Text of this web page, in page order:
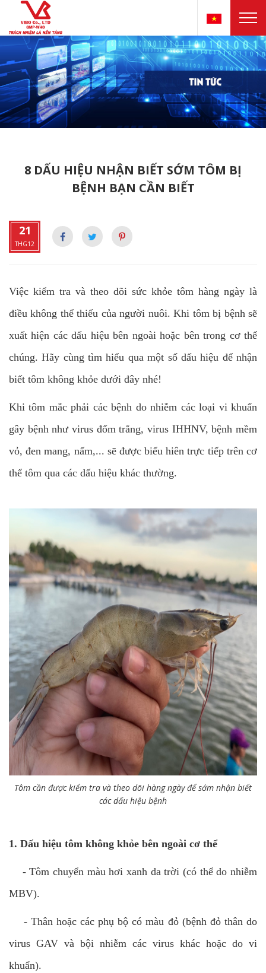
8 DẤU HIỆU NHẬN BIẾT SỚM TÔM BỊ
BỆNH BẠN CẦN BIẾT
21
THG12
Việc kiểm tra và theo dõi sức khỏe tôm hàng ngày là
điều không thể thiếu của người nuôi. Khi tôm bị bệnh sẽ
xuất hiện các dấu hiệu bên ngoài hoặc bên trong cơ thể
chúng. Hãy cùng tìm hiểu qua một số dấu hiệu để nhận
biết tôm không khỏe dưới đây nhé!
Khi tôm mắc phải các bệnh do nhiễm các loại vi khuẩn
gây bệnh như virus đốm trắng, virus IHHNV, bệnh mềm
vỏ, đen mang, nấm,... sẽ được biểu hiên trực tiếp trên cơ
thể tôm qua các dấu hiệu khác thường.
Tôm cần được kiểm tra và theo dõi hàng ngày để sớm nhận biết
các dấu hiệu bệnh
1. Dấu hiệu tôm không khỏe bên ngoài cơ thể
- Tôm chuyển màu hơi xanh da trời (có thể do nhiễm
MBV).
- Thân hoặc các phụ bộ có màu đỏ (bệnh đỏ thân do
virus GAV và bội nhiễm các virus khác hoặc do vi
khuẩn).